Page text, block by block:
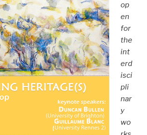
op
en
for
the
int
erd
isci
pli
nar
y
wo